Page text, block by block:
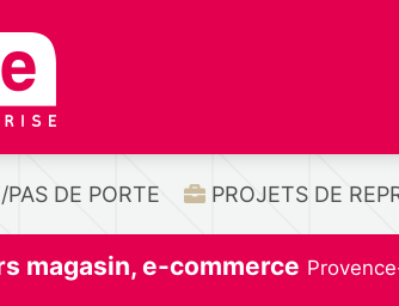
DE PORTE PROJETS DE
magasin, e-commerce